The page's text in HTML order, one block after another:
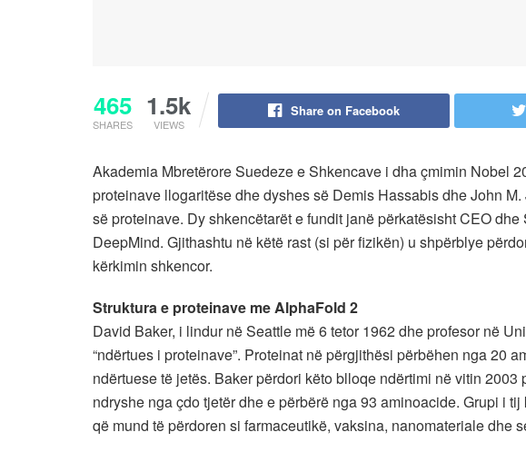
465
SHARES
1.5k
VIEWS
Share on Facebook
Akademia Mbretërore Suedeze e Shkencave i dha çmimin Nobel
proteinave llogaritëse dhe dyshes së Demis Hassabis dhe John
së proteinave. Dy shkencëtarët e fundit janë përkatësisht CEO
DeepMind. Gjithashtu në këtë rast (si për fizikën) u shpërblye
kërkimin shkencor.
Struktura e proteinave me AlphaFold 2
David Baker, i lindur në Seattle më 6 tetor 1962 dhe profesor në
“ndërtues i proteinave”. Proteinat në përgjithësi përbëhen nga 20
ndërtuese të jetës. Baker përdori këto blloqe ndërtimi në vitin 2003
ndryshe nga çdo tjetër dhe e përbërë nga 93 aminoacide. Grupi i
që mund të përdoren si farmaceutikë, vaksina, nanomateriale dhe